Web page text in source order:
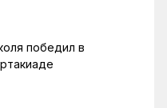
победил в